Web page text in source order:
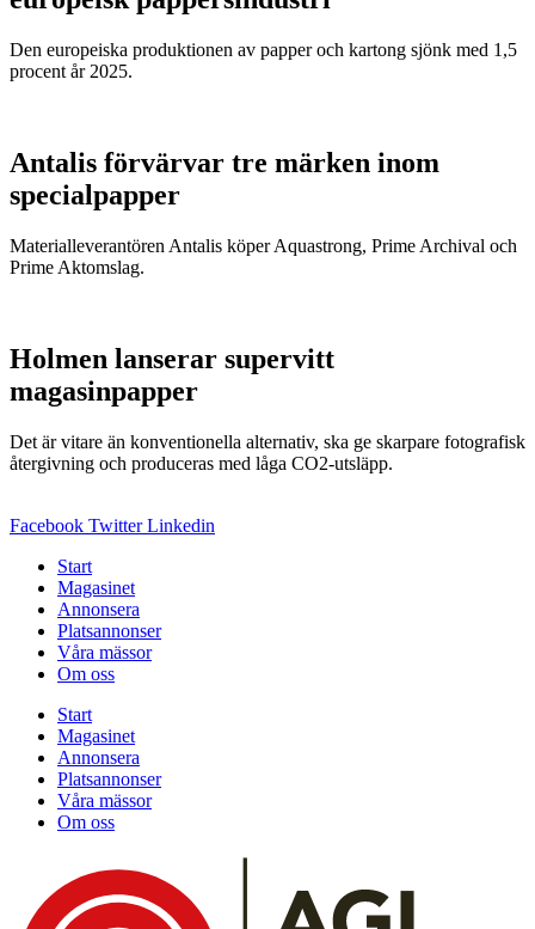
Den europeiska produktionen av papper och kartong sjönk med 1,5
procent år 2025.
Antalis förvärvar tre märken inom
specialpapper
Materialleverantören Antalis köper Aquastrong, Prime Archival och
Prime Aktomslag.
Holmen lanserar supervitt
magasinpapper
Det är vitare än konventionella alternativ, ska ge skarpare fotografisk
återgivning och produceras med låga CO2-utsläpp.
Facebook Twitter Linkedin
Start
Magasinet
Annonsera
Platsannonser
Våra mässor
Om oss
Start
Magasinet
Annonsera
Platsannonser
Våra mässor
Om oss